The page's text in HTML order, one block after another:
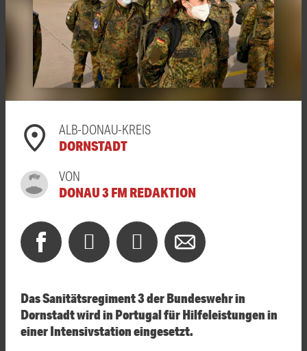
ALB-DONAU-KREIS
DORNSTADT
VON
DONAU 3 FM REDAKTION
Das Sanitätsregiment 3 der Bundeswehr in
Dornstadt wird in Portugal für Hilfeleistungen in
einer Intensivstation eingesetzt.